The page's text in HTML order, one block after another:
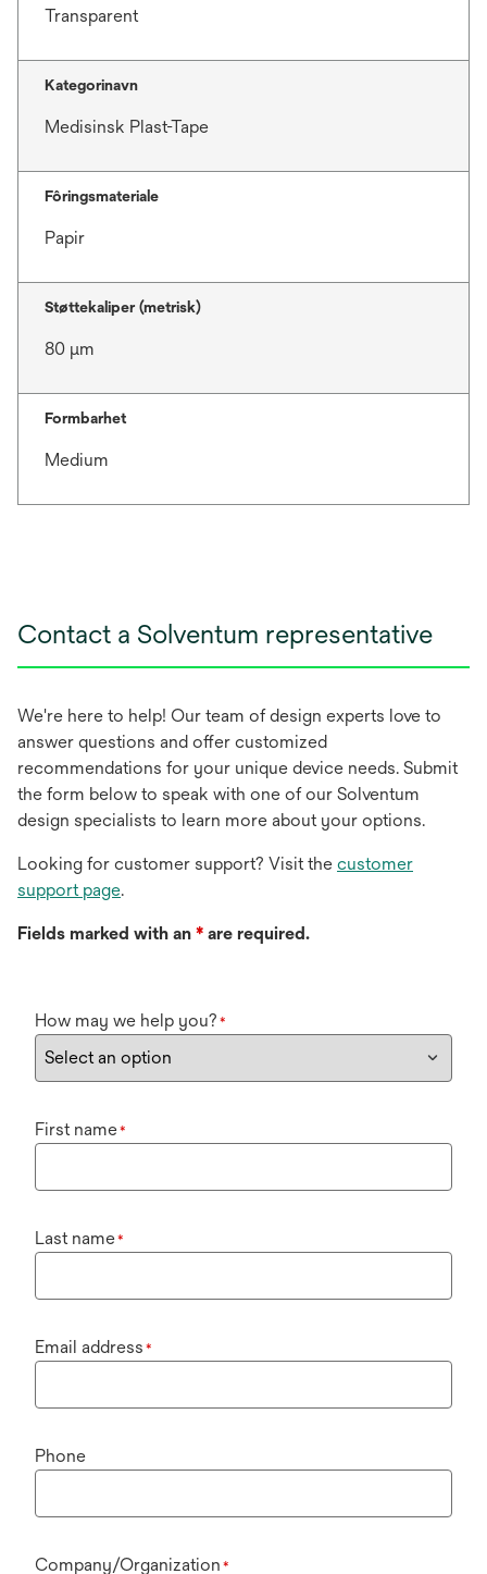
Transparent
Kategorinavn
Medisinsk Plast-Tape
Fôringsmateriale
Papir
Støttekaliper (metrisk)
80 μm
Formbarhet
Medium
Contact a Solventum representative
We're here to help! Our team of design experts love to
answer questions and offer customized
recommendations for your unique device needs. Submit
the form below to speak with one of our Solventum
design specialists to learn more about your options.
Looking for customer support? Visit the customer
support page.
Fields marked with an * are required.
How may we help you? *
First name*
Last name*
Email address *
Phone
Company/Organization *